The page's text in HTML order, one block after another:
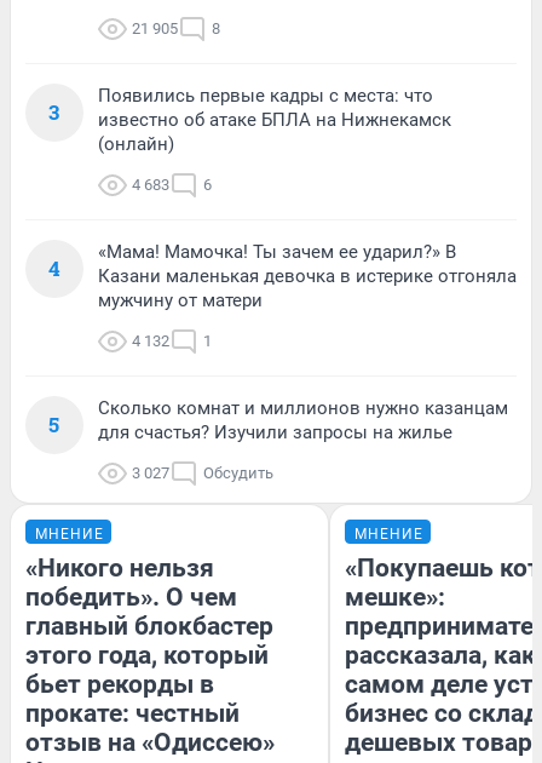
21 905 8
3
Появились первые кадры с места: что
известно об атаке БПЛА на Нижнекамск
(онлайн)
4 683 6
4
«Мама! Мамочка! Ты зачем ее ударил?» В
Казани маленькая девочка в истерике отгоняла
мужчину от матери
4 132 1
5
Сколько комнат и миллионов нужно казанцам
для счастья? Изучили запросы на жилье
3 027 Обсудить
МНЕНИЕ
«Никого нельзя
победить». О чем
главный блокбастер
этого года, который
бьет рекорды в
прокате: честный
отзыв на «Одиссею»
МНЕНИЕ
«Покупаешь
мешке»:
рассказала, как
самом деле
бизнес со
дешевых